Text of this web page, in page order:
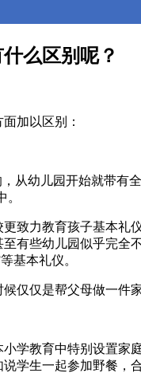
么区别呢？
加以区别：
幼儿园开始就带有
致力教育孩子基本
有些幼儿园似乎完
基本礼仪。
仅仅是帮父母做一件
学教育中特别设置
学生一起参加野餐，